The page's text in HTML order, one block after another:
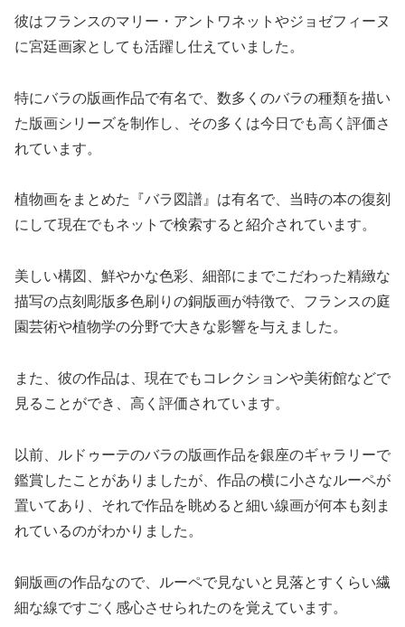
彼はフランスのマリー・アントワネットやジョゼフィーヌ
に宮廷画家としても活躍し仕えていました。
特にバラの版画作品で有名で、数多くのバラの種類を描い
た版画シリーズを制作し、その多くは今日でも高く評価さ
れています。
植物画をまとめた『バラ図譜』は有名で、当時の本の復刻
にして現在でもネットで検索すると紹介されています。
美しい構図、鮮やかな色彩、細部にまでこだわった精緻な
描写の点刻彫版多色刷りの銅版画が特徴で、フランスの庭
園芸術や植物学の分野で大きな影響を与えました。
また、彼の作品は、現在でもコレクションや美術館などで
見ることができ、高く評価されています。
以前、ルドゥーテのバラの版画作品を銀座のギャラリーで
鑑賞したことがありましたが、作品の横に小さなルーペが
置いてあり、それで作品を眺めると細い線画が何本も刻ま
れているのがわかりました。
銅版画の作品なので、ルーペで見ないと見落とすくらい繊
細な線ですごく感心させられたのを覚えています。